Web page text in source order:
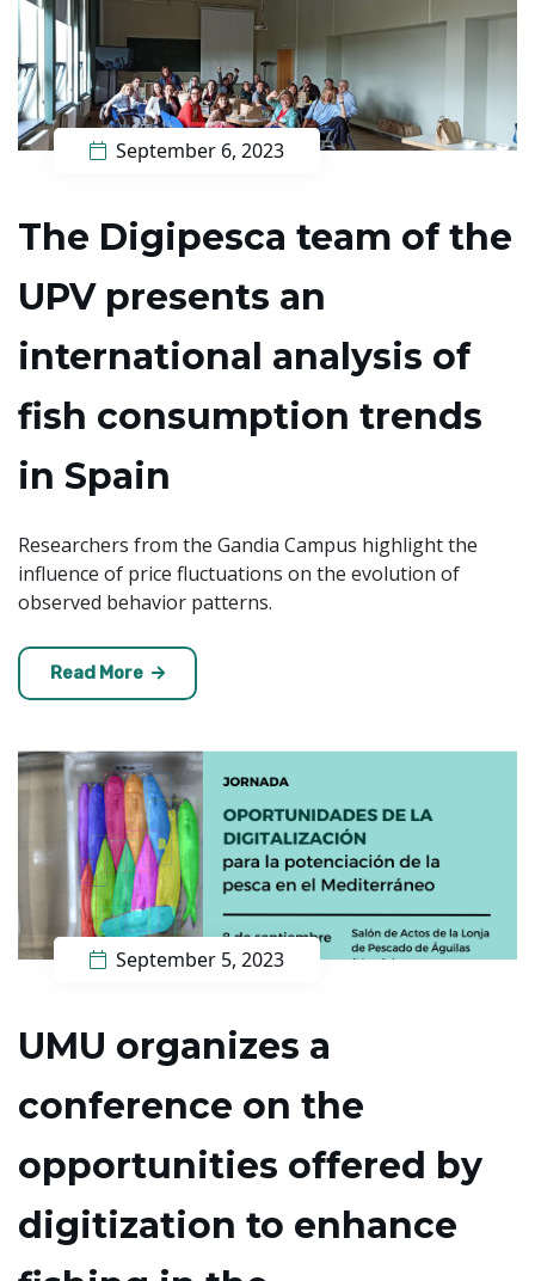
September 6, 2023
The Digipesca team of the
UPV presents an
international analysis of
fish consumption trends
in Spain
Researchers from the Gandia Campus highlight the
influence of price fluctuations on the evolution of
observed behavior patterns.
Read More
September 5, 2023
UMU organizes a
conference on the
opportunities offered by
digitization to enhance